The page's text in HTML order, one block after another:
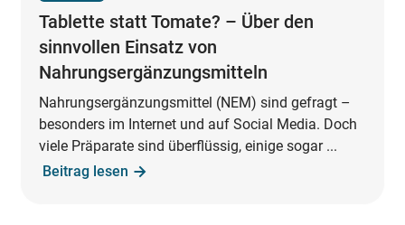
Tablette statt Tomate? – Über den
sinnvollen Einsatz von
Nahrungsergänzungsmitteln
Nahrungsergänzungsmittel (NEM) sind gefragt –
besonders im Internet und auf Social Media. Doch
viele Präparate sind überflüssig, einige sogar ...
Beitrag lesen